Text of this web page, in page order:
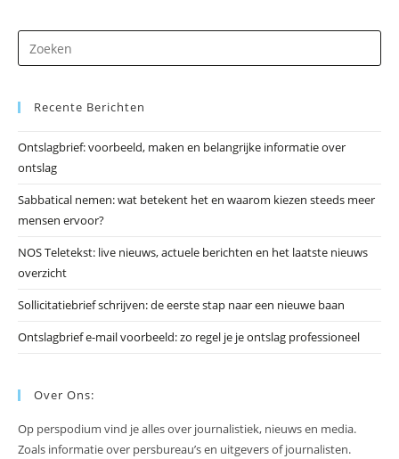
op
Recente Berichten
Ontslagbrief: voorbeeld, maken en belangrijke informatie over
ontslag
Sabbatical nemen: wat betekent het en waarom kiezen steeds meer
mensen ervoor?
NOS Teletekst: live nieuws, actuele berichten en het laatste nieuws
overzicht
Sollicitatiebrief schrijven: de eerste stap naar een nieuwe baan
Ontslagbrief e-mail voorbeeld: zo regel je je ontslag professioneel
Over Ons:
Op perspodium vind je alles over journalistiek, nieuws en media.
Zoals informatie over persbureau’s en uitgevers of journalisten.